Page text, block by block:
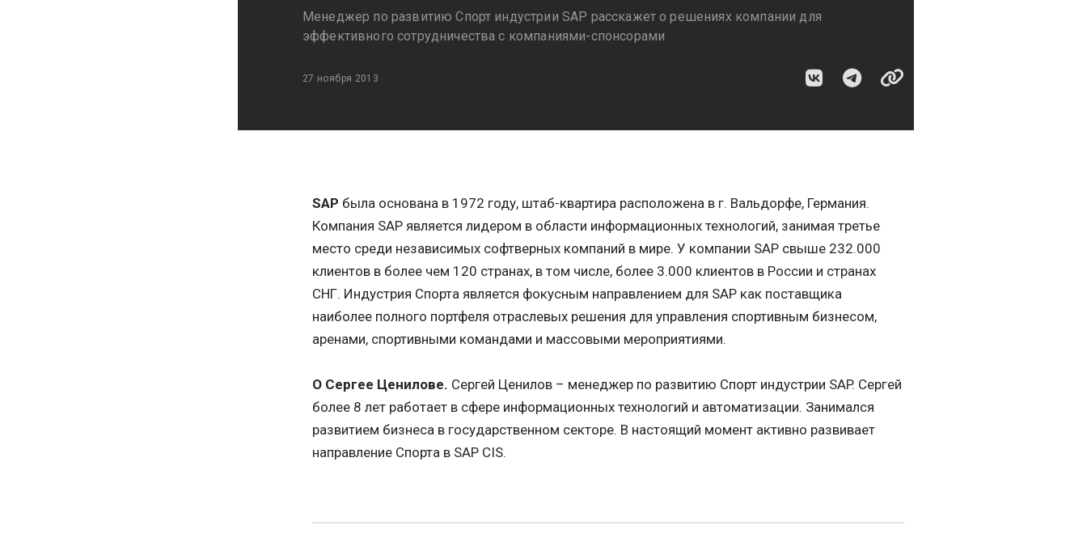
Менеджер по развитию Спорт индустрии SAP расскажет о решениях компании для
эффективного сотрудничества с компаниями-спонсорами
27 ноября 2013
SAP была основана в 1972 году, штаб-квартира расположена в г. Вальдорфе, Германия.
Компания SAP является лидером в области информационных технологий, занимая третье
место среди независимых софтверных компаний в мире. У компании SAP свыше 232.000
клиентов в более чем 120 странах, в том числе, более 3.000 клиентов в России и странах
СНГ. Индустрия Спорта является фокусным направлением для SAP как поставщика
наиболее полного портфеля отраслевых решения для управления спортивным бизнесом,
аренами, спортивными командами и массовыми мероприятиями.
О Сергее Ценилове. Сергей Ценилов – менеджер по развитию Спорт индустрии SAP. Сергей
более 8 лет работает в сфере информационных технологий и автоматизации. Занимался
развитием бизнеса в государственном секторе. В настоящий момент активно развивает
направление Спорта в SAP CIS.